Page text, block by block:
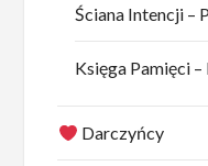
Ściana Intencji –
Księga Pamięci
Darczyńcy